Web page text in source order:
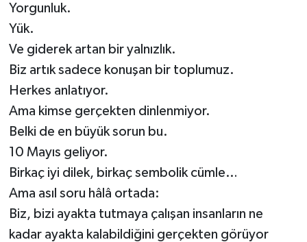
Yorgunluk.
Yük.
Ve giderek artan bir yalnızlık.
Biz artık sadece konuşan bir toplumuz.
Herkes anlatıyor.
Ama kimse gerçekten dinlenmiyor.
Belki de en büyük sorun bu.
10 Mayıs geliyor.
Birkaç iyi dilek, birkaç sembolik cümle…
Ama asıl soru hâlâ ortada:
Biz, bizi ayakta tutmaya çalışan insanların ne
kadar ayakta kalabildiğini gerçekten görüyor